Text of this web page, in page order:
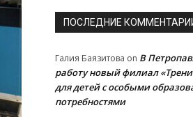
ПОСЛЕДНИЕ
Галия Баязитова on В
работу новый филиал
для детей с особыми
потребностями